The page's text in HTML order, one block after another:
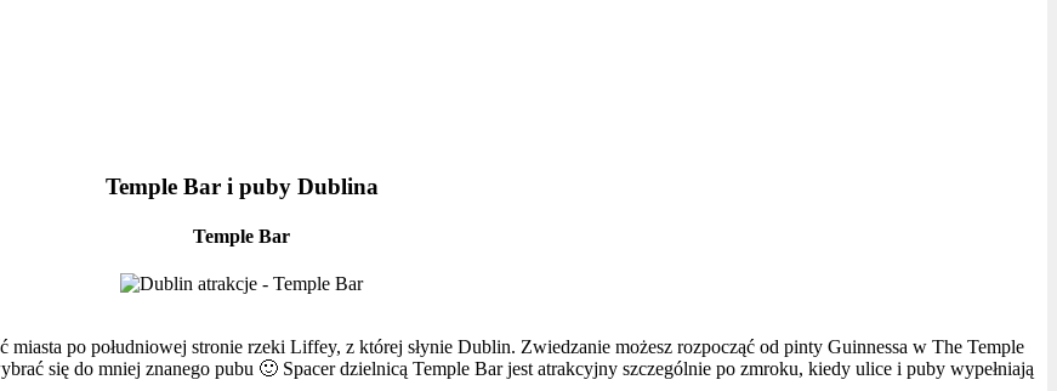
Temple Bar i puby Dublina
Temple Bar
po południowej stronie rzeki Liffey, z której słynie Dublin. Zwiedzanie możesz rozpocząć od pinty Guinnessa w The Temple
się do mniej znanego pubu 🙂 Spacer dzielnicą Temple Bar jest atrakcyjny szczególnie po zmroku, kiedy ulice i puby wypełniają